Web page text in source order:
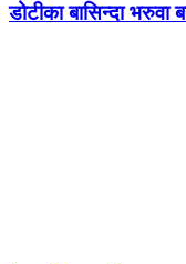
डोटीका बासिन्दा